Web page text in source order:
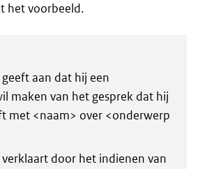
het voorbeeld.
aan dat hij een
maken van het gesprek dat hij
met <naam> over <onderwerp
door het indienen van